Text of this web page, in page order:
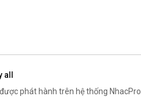
all
phát hành trên hệ thống NhacPro